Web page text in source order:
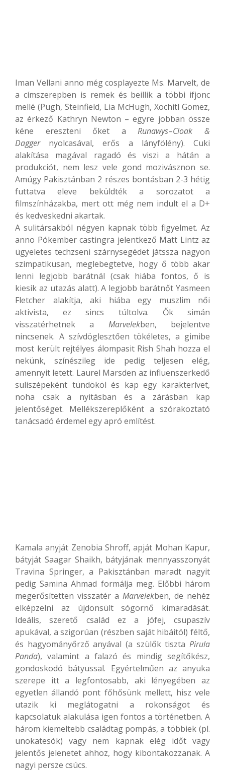
Iman Vellani anno még cosplayezte Ms. Marvelt, de
a címszerepben is remek és beillik a többi ifjonc
mellé (Pugh, Steinfield, Lia McHugh, Xochitl Gomez,
az érkező Kathryn Newton – egyre jobban össze
kéne ereszteni őket aRunawys–Cloak &
Daggernyolcasával, erős a lányfölény). Cuki
alakítása magával ragadó és viszi a hátán a
produkciót, nem lesz vele gond mozivásznon se.
Amúgy Pakisztánban 2 részes bontásban 2-3 hétig
futtatva eleve beküldték a sorozatot a
filmszínházakba, mert ott még nem indult el a D+
és kedveskedni akartak.
A sulitársakból négyen kapnak több figyelmet. Az
anno Pókember castingra jelentkező Matt Lintz az
ügyeletes techzseni szárnysegédet játssza nagyon
szimpatikusan, meglebegtetve, hogy ő több akar
lenni legjobb barátnál (csak hiába fontos, ő is
kiesik az utazás alatt). A legjobb barátnőt Yasmeen
Fletcher alakítja, aki hiába egy muszlim női
aktivista, ez sincs túltolva. Ők simán
visszatérhetnek a Marvelekben, bejelentve
nincsenek. A szívdöglesztően tökéletes, a gimibe
most került rejtélyes álompasit Rish Shah hozza el
nekünk, színészileg ide pedig teljesen elég,
amennyit letett. Laurel Marsden az influenszerkedő
suliszépeként tündököl és kap egy karakterívet,
noha csak a nyitásban és a zárásban kap
jelentőséget. Mellékszereplőként a szórakoztató
tanácsadó érdemel egy apró említést.
Kamala anyját Zenobia Shroff, apját Mohan Kapur,
bátyját Saagar Shaikh, bátyjának mennyasszonyát
Travina Springer, a Pakisztánban maradt nagyit
pedig Samina Ahmad formálja meg. Előbbi három
megerősítetten visszatér a Marvelekben, de nehéz
elképzelni az újdonsült sógornő kimaradását.
Ideális, szerető család ez a jófej, csupaszív
apukával, a szigorúan (részben saját hibáitól) féltő,
és hagyományőrző anyával (a szülők tiszta Pirula
Panda), valamint a falazó és mindig segítőkész,
gondoskodó bátyussal. Egyértelműen az anyuka
szerepe itt a legfontosabb, aki lényegében az
egyetlen állandó pont főhősünk mellett, hisz vele
utazik ki meglátogatni a rokonságot és
kapcsolatuk alakulása igen fontos a történetben. A
három kiemeltebb családtag pompás, a többiek (pl.
unokatesók) vagy nem kapnak elég időt vagy
jelentős jelenetet ahhoz, hogy kibontakozzanak. A
nagyi persze csúcs.